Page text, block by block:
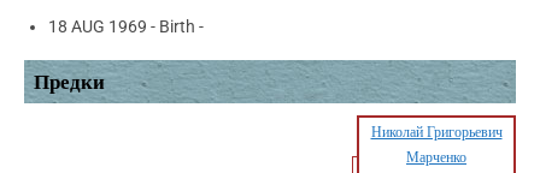
18 AUG 1969 - Birth -
Предки
Николай Григорьевич
Марченко